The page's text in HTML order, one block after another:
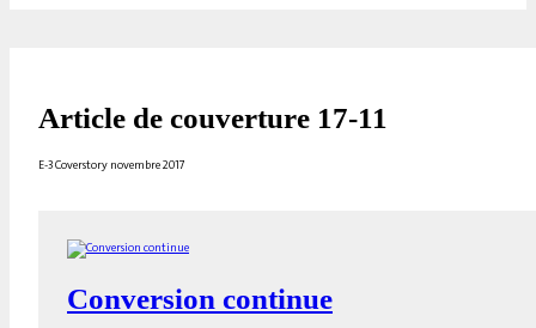
Article de couverture 17-11
E-3 Coverstory novembre 2017
Conversion continue